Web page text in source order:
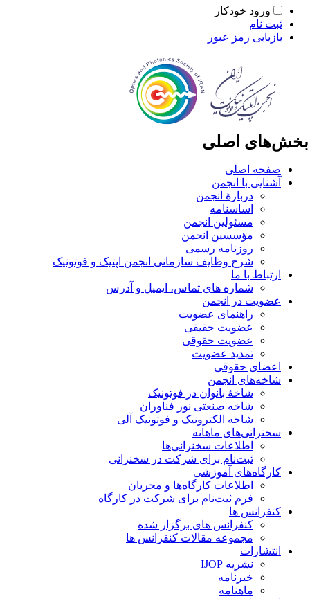
ورود خودکار
ثبت نام
بازیابی رمز عبور
اصلی
صفحه اصلی
آشنایی با انجمن
دربارۀ انجمن
اساسنامه
مسئولین انجمن
مؤسسین انجمن
روزنامه رسمی
شرح وظایف سازمانی انجمن اپتیک و فوتونیک
ارتباط با ما
شماره های تماس، ایمیل و آدرس
عضویت در انجمن
راهنمای عضویت
عضویت حقیقی
عضویت حقوقی
تمدید عضویت
اعضای حقوقی
شاخه‌های انجمن
شاخۀ بانوان در فوتونیک
شاخه صنعتی نور فناوران
شاخه‌ الکترونیک و فوتونیک آلی
سخنرانی‌های ماهانه
اطلاعات سخنرانی‌‌ها
ثبت‌نام برای شرکت در سخنرانی
کارگاه‌های آموزشی
اطلاعات کارگاه‌ها و مجریان
فرم ثبت‌نام برای شرکت در کارگاه
کنفرانس ها
کنفرانس های برگزار شده
مجموعه مقالات کنفرانس ها
انتشارات
نشریه IJOP
خبرنامه
ماهنامه